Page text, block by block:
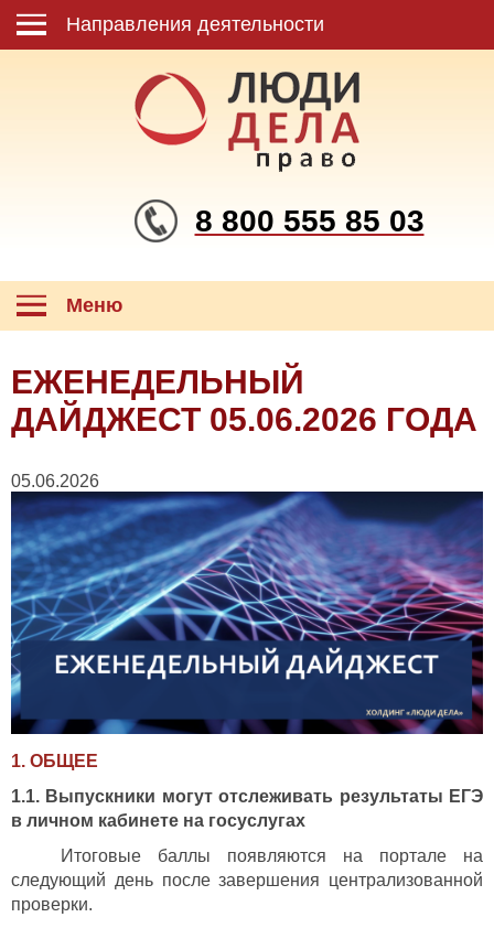
Направления деятельности
8 800 555 85 03
Меню
ЕЖЕНЕДЕЛЬНЫЙ
ДАЙДЖЕСТ 05.06.2026 ГОДА
05.06.2026
1. ОБЩЕЕ
1.1. Выпускники могут отслеживать результаты ЕГЭ
в личном кабинете на госуслугах
Итоговые баллы появляются на портале на
следующий день после завершения централизованной
проверки.